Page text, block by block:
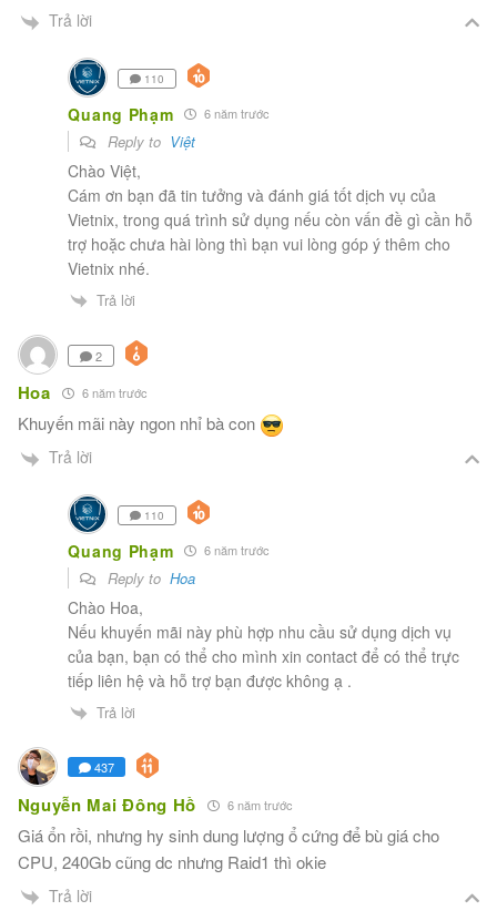
Trả lời
110
Quang Phạm 6 năm trước
Reply to Việt
Chào Việt,
Cám ơn bạn đã tin tưởng và đánh giá tốt dịch vụ của
Vietnix, trong quá trình sử dụng nếu còn vấn đề gì cần hỗ
trợ hoặc chưa hài lòng thì bạn vui lòng góp ý thêm cho
Vietnix nhé.
Trả lời
2
Hoa 6 năm trước
Khuyến mãi này ngon nhỉ bà con
Trả lời
110
Quang Phạm 6 năm trước
Reply toHoa
Chào Hoa,
Nếu khuyến mãi này phù hợp nhu cầu sử dụng dịch vụ
của bạn, bạn có thể cho mình xin contact để có thể trực
tiếp liên hệ và hỗ trợ bạn được không ạ .
Trả lời
437
Nguyễn Mai Đông Hồ 6 năm trước
Giá ổn rồi, nhưng hy sinh dung lượng ổ cứng để bù giá cho
CPU, 240Gb cũng dc nhưng Raid1 thì okie
Trả lời